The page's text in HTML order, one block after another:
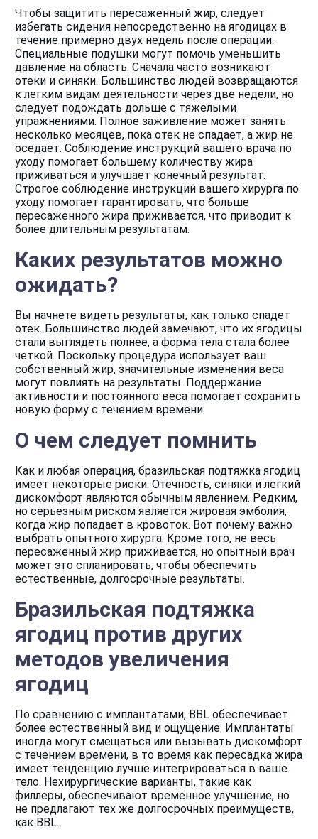
Чтобы защитить пересаженный жир, следует
избегать сидения непосредственно на ягодицах в
течение примерно двух недель после операции.
Специальные подушки могут помочь уменьшить
давление на область. Сначала часто возникают
отеки и синяки. Большинство людей возвращаются
к легким видам деятельности через две недели, но
следует подождать дольше с тяжелыми
упражнениями. Полное заживление может занять
несколько месяцев, пока отек не спадает, а жир не
оседает. Соблюдение инструкций вашего врача по
уходу помогает большему количеству жира
приживаться и улучшает конечный результат.
Строгое соблюдение инструкций вашего хирурга по
уходу помогает гарантировать, что больше
пересаженного жира приживается, что приводит к
более длительным результатам.
Каких результатов можно
ожидать?
Вы начнете видеть результаты, как только спадет
отек. Большинство людей замечают, что их ягодицы
стали выглядеть полнее, а форма тела стала более
четкой. Поскольку процедура использует ваш
собственный жир, значительные изменения веса
могут повлиять на результаты. Поддержание
активности и постоянного веса помогает сохранить
новую форму с течением времени.
О чем следует помнить
Как и любая операция, бразильская подтяжка ягодиц
имеет некоторые риски. Отечность, синяки и легкий
дискомфорт являются обычным явлением. Редким,
но серьезным риском является жировая эмболия,
когда жир попадает в кровоток. Вот почему важно
выбрать опытного хирурга. Кроме того, не весь
пересаженный жир приживается, но опытный врач
может это спланировать, чтобы обеспечить
естественные, долгосрочные результаты.
Бразильская подтяжка
ягодиц против других
методов увеличения
ягодиц
По сравнению с имплантатами, BBL обеспечивает
более естественный вид и ощущение. Имплантаты
иногда могут смещаться или вызывать дискомфорт
с течением времени, в то время как пересадка жира
имеет тенденцию лучше интегрироваться в ваше
тело. Нехирургические варианты, такие как
филлеры, обеспечивают временное улучшение, но
не предлагают тех же долгосрочных преимуществ,
как BBL.